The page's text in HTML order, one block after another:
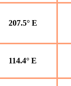
207.5° E
114.4° E